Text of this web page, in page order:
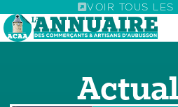
VOIR TOUS LES